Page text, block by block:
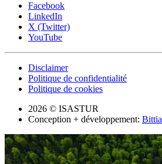
Facebook
LinkedIn
X (Twitter)
YouTube
Disclaimer
Politique de confidentialité
Politique de cookies
2026 © ISASTUR
Conception + développement: Bittia